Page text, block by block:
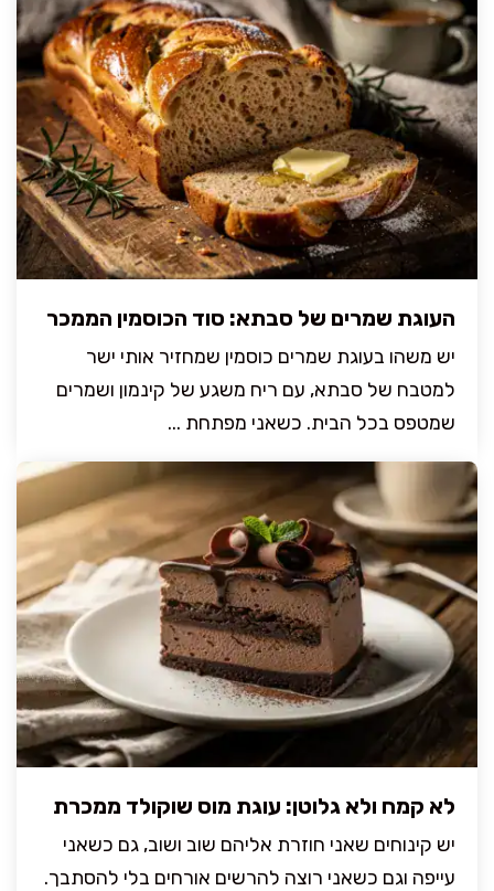
העוגת שמרים של סבתא: סוד הכוסמין הממכר
יש משהו בעוגת שמרים כוסמין שמחזיר אותי ישר
למטבח של סבתא, עם ריח משגע של קינמון ושמרים
שמטפס בכל הבית. כשאני מפתחת ...
לא קמח ולא גלוטן: עוגת מוס שוקולד ממכרת
יש קינוחים שאני חוזרת אליהם שוב ושוב, גם כשאני
עייפה וגם כשאני רוצה להרשים אורחים בלי להסתבך.